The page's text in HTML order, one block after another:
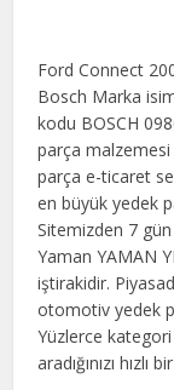
Ford Connect
Bosch Marka
kodu BOSCH
parça malzemesi
parça e-ticaret
en büyük yedek
Sitemizden 7
Yaman YAMAN
iştirakidir.
otomotiv yedek
Yüzlerce
aradığınızı